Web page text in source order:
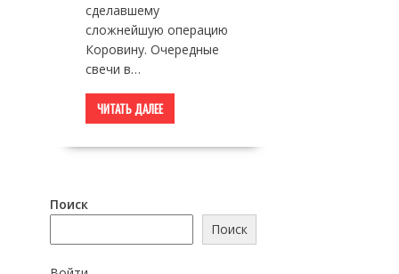
сделавшему
сложнейшую операцию
Коровину. Очередные
свечи в…
ЧИТАТЬ ДАЛЕЕ
Поиск
Поиск